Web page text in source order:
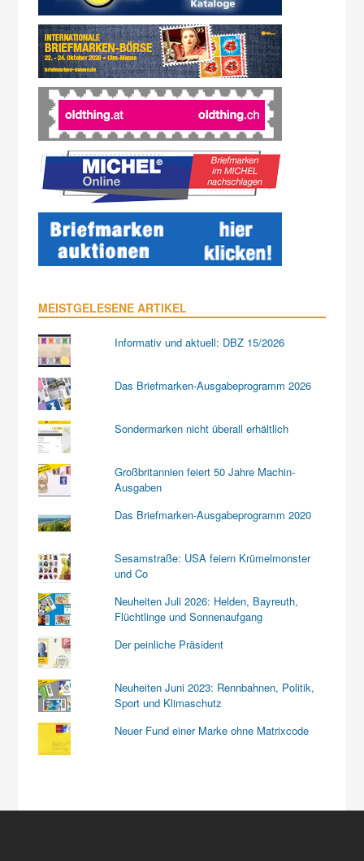
MEISTGELESENE ARTIKEL
Informativ und aktuell: DBZ 15/2026
Das Briefmarken-Ausgabeprogramm 2026
Sondermarken nicht überall erhältlich
Großbritannien feiert 50 Jahre Machin-
Ausgaben
Das Briefmarken-Ausgabeprogramm 2020
Sesamstraße: USA feiern Krümelmonster
und Co
Neuheiten Juli 2026: Helden, Bayreuth,
Flüchtlinge und Sonnenaufgang
Der peinliche Präsident
Neuheiten Juni 2023: Rennbahnen, Politik,
Sport und Klimaschutz
Neuer Fund einer Marke ohne Matrixcode